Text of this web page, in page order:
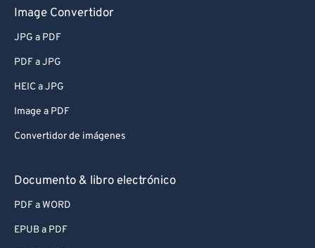
Image Convertidor
JPG a PDF
PDF a JPG
HEIC a JPG
Image a PDF
Convertidor de imágenes
Documento & libro electrónico
PDF a WORD
EPUB a PDF